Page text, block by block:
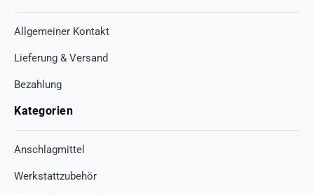
Allgemeiner Kontakt
Lieferung & Versand
Bezahlung
Kategorien
Anschlagmittel
Werkstattzubehör